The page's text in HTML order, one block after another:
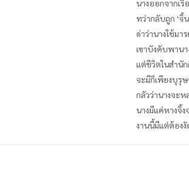
นางออกจากเ
ทว่ากลับถูก ‘จิ้
ด่าว่านางใช้มา
เขาบังคับพานา
แต่ชีวิตในสำนัก
จะมีก็เพียงบุรุ
กลัวว่านางจะ
นางมีแค่หางจิ้ง
งานนี้มีแต่ต้องงั